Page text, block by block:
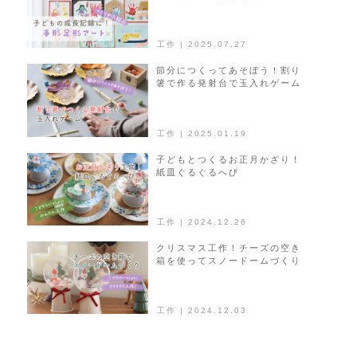
工作 | 2025.07.27
工作 | 2025.01.19
節分につくってあそぼう！割り
箸で作る発射台で玉入れゲーム
工作 | 2024.12.26
子どもとつくるお正月かざり！
紙皿ぐるぐるへび
工作 | 2024.12.03
クリスマス工作！チーズの空き
箱を使ってスノードームづくり